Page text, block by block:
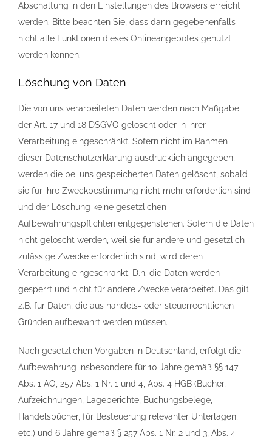
Abschaltung in den Einstellungen des Browsers erreicht
werden. Bitte beachten Sie, dass dann gegebenenfalls
nicht alle Funktionen dieses Onlineangebotes genutzt
werden können.
Löschung von Daten
Die von uns verarbeiteten Daten werden nach Maßgabe
der Art. 17 und 18 DSGVO gelöscht oder in ihrer
Verarbeitung eingeschränkt. Sofern nicht im Rahmen
dieser Datenschutzerklärung ausdrücklich angegeben,
werden die bei uns gespeicherten Daten gelöscht, sobald
sie für ihre Zweckbestimmung nicht mehr erforderlich sind
und der Löschung keine gesetzlichen
Aufbewahrungspflichten entgegenstehen. Sofern die Daten
nicht gelöscht werden, weil sie für andere und gesetzlich
zulässige Zwecke erforderlich sind, wird deren
Verarbeitung eingeschränkt. D.h. die Daten werden
gesperrt und nicht für andere Zwecke verarbeitet. Das gilt
z.B. für Daten, die aus handels- oder steuerrechtlichen
Gründen aufbewahrt werden müssen.
Nach gesetzlichen Vorgaben in Deutschland, erfolgt die
Aufbewahrung insbesondere für 10 Jahre gemäß §§ 147
Abs. 1 AO, 257 Abs. 1 Nr. 1 und 4, Abs. 4 HGB (Bücher,
Aufzeichnungen, Lageberichte, Buchungsbelege,
Handelsbücher, für Besteuerung relevanter Unterlagen,
etc.) und 6 Jahre gemäß § 257 Abs. 1 Nr. 2 und 3, Abs. 4